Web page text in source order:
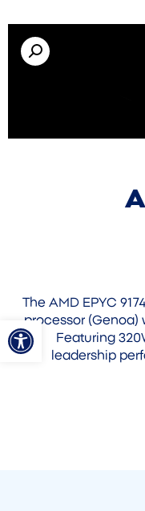
פתח
The AMD EPYC
processor (Genoa)
Featuring
leadership